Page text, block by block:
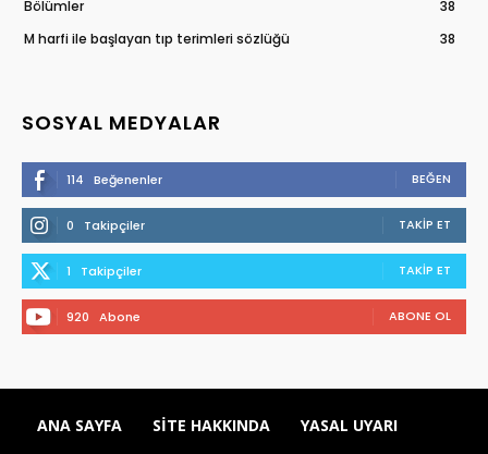
Bölümler
38
M harfi ile başlayan tıp terimleri sözlüğü
38
SOSYAL MEDYALAR
114 Beğenenler BEĞEN
0 Takipçiler TAKIP ET
1 Takipçiler TAKIP ET
920 Abone ABONE OL
ANA SAYFA SITE HAKKINDA YASAL UYARI